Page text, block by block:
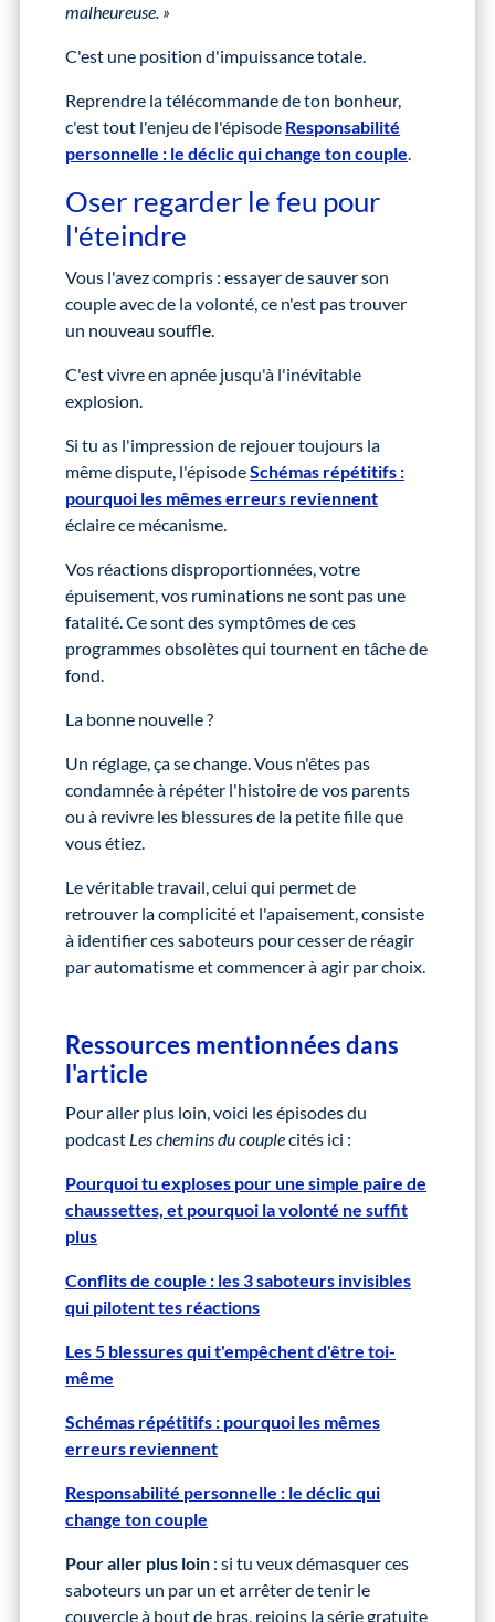
malheureuse. »
C'est une position d'impuissance totale.
Reprendre la télécommande de ton bonheur,
c'est tout l'enjeu de l'épisode Responsabilité
personnelle : le déclic qui change ton couple.
Oser regarder le feu pour
l'éteindre
Vous l'avez compris : essayer de sauver son
couple avec de la volonté, ce n'est pas trouver
un nouveau souffle.
C'est vivre en apnée jusqu'à l'inévitable
explosion.
Si tu as l'impression de rejouer toujours la
même dispute, l'épisodeSchémas répétitifs :
pourquoi les mêmes erreurs reviennent
éclaire ce mécanisme.
Vos réactions disproportionnées, votre
épuisement, vos ruminations ne sont pas une
fatalité. Ce sont des symptômes de ces
programmes obsolètes qui tournent en tâche de
fond.
La bonne nouvelle ?
Un réglage, ça se change. Vous n'êtes pas
condamnée à répéter l'histoire de vos parents
ou à revivre les blessures de la petite fille que
vous étiez.
Le véritable travail, celui qui permet de
retrouver la complicité et l'apaisement, consiste
à identifier ces saboteurs pour cesser de réagir
par automatisme et commencer à agir par choix.
Ressources mentionnées dans
l'article
Pour aller plus loin, voici les épisodes du
podcast Les chemins du couplecités ici :
Pourquoi tu exploses pour une simple paire de
chaussettes, et pourquoi la volonté ne suffit
plus
Conflits de couple : les 3 saboteurs invisibles
qui pilotent tes réactions
Les 5 blessures qui t'empêchent d'être toi-
même
Schémas répétitifs : pourquoi les mêmes
erreurs reviennent
Responsabilité personnelle : le déclic qui
change ton couple
Pour aller plus loin : si tu veux démasquer ces
saboteurs un par un et arrêter de tenir le
couvercle à bout de bras, rejoins la série gratuite